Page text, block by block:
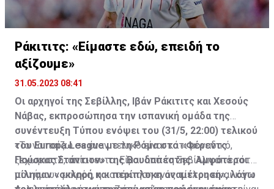
Ράκιτιτς: «Είμαστε εδώ, επειδή το
αξίζουμε»
31.05.2023 08:41
Οι αρχηγοί της Σεβίλλης, Ιβάν Ράκιτιτς και Χεσούς
Νάβας, εκπροσώπησα την ισπανική ομάδα της
συνέντευξη Τύπου ενόψει του (31/5, 22:00) τελικού
του Europa League με τη Ρόμα στο «Φέρεντς
Πούσκας Στάντιον» της Βουδαπέστης. Αμφότεροι
μίλησαν «σκληρή και περίπλοκη αναμέτρηση», λόγω
«Το να παίζω σε έναν τελικό είναι κάτι μοναδικό,
ξεχωριστό, απίστευτο. Είμαι από τη Σεβίλλη από τότε
που ήμουν μικρός, η κατάκτηση ενός τίτλου είναι κάτι